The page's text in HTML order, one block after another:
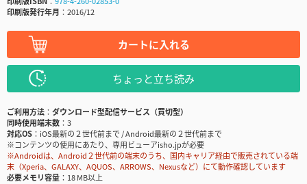
印刷版発行年月
2016/12
カートに入れる
ちょっと立ち読み
ご利用方法
ダウンロード型配信サービス（買切型）
同時使用端末数
3
対応OS
iOS最新の２世代前まで / Android最新の２世代前まで
※コンテンツの使用にあたり、専用ビューアisho.jpが必要
※Androidは、Android２世代前の端末のうち、国内キャリア経由で販売されている端
末（Xperia、GALAXY、AQUOS、ARROWS、Nexusなど）にて動作確認しています
必要メモリ容量
18 MB以上